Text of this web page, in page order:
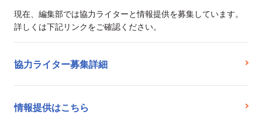
現在、編集部では協力ライターと情報提供を募集しています。
詳しくは下記リンクをご確認ください。
協力ライター募集詳細
情報提供はこちら